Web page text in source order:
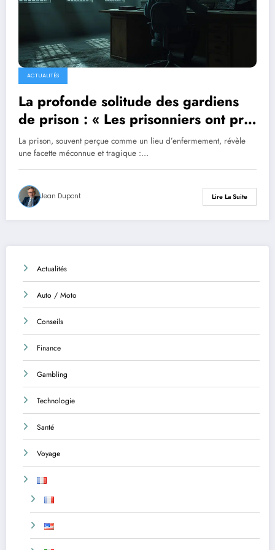
ACTUALITÉS
La profonde solitude des gardiens
de prison : « Les prisonniers ont pris
le contrôle »
La prison, souvent perçue comme un lieu d’enfermement, révèle
une facette méconnue et tragique :…
Jean Dupont Lire La Suite
Actualités
Auto / Moto
Conseils
Finance
Gambling
Technologie
Santé
Voyage